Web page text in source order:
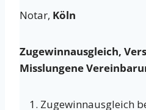
Notar, Köln
Zugewinnausgleich,
Misslungene
Zugewinnausgleich